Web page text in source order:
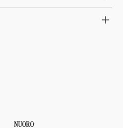
NUORO